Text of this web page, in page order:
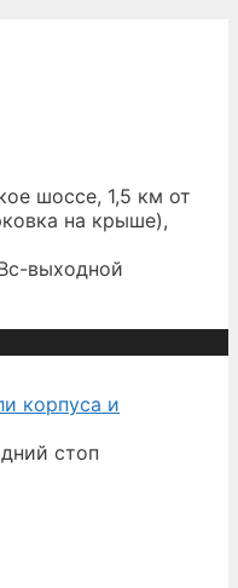
шоссе, 1,5 км от
на крыше),
выходной
корпуса и
стоп